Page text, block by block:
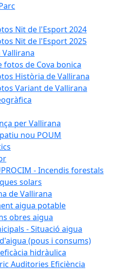
Nit de l'Esport 2024
Nit de l'Esport 2025
fotos de Cova bonica
Història de Vallirana
Variant de Vallirana
per Vallirana
nou POUM
- Incendis forestals
solars
de Vallirana
aigua potable
obres aigua
- Situació aigua
(pous i consums)
hidràulica
Auditories Eficiència